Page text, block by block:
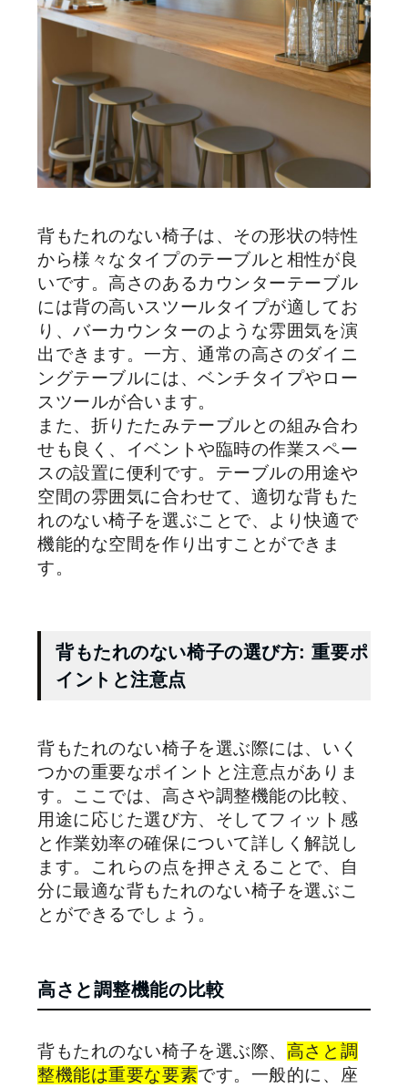
背もたれのない椅子は、その形状の特性
から様々なタイプのテーブルと相性が良
いです。高さのあるカウンターテーブル
には背の高いスツールタイプが適してお
り、バーカウンターのような雰囲気を演
出できます。一方、通常の高さのダイニ
ングテーブルには、ベンチタイプやロー
スツールが合います。
また、折りたたみテーブルとの組み合わ
せも良く、イベントや臨時の作業スペー
スの設置に便利です。テーブルの用途や
空間の雰囲気に合わせて、適切な背もた
れのない椅子を選ぶことで、より快適で
機能的な空間を作り出すことができま
す。
背もたれのない椅子の選び方: 重要ポ
イントと注意点
背もたれのない椅子を選ぶ際には、いく
つかの重要なポイントと注意点がありま
す。ここでは、高さや調整機能の比較、
用途に応じた選び方、そしてフィット感
と作業効率の確保について詳しく解説し
ます。これらの点を押さえることで、自
分に最適な背もたれのない椅子を選ぶこ
とができるでしょう。
高さと調整機能の比較
背もたれのない椅子を選ぶ際、 高さと調
整機能は重要な要素です。一般的に、座